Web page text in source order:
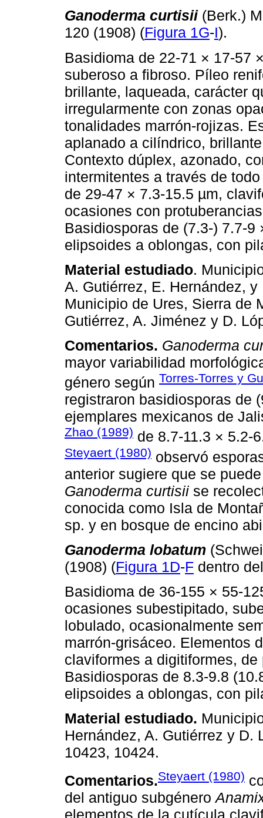
Ganoderma curtisii (Berk.)
120 (1908) (Figura 1G-I).
Basidioma de 22-71 × 17-57
suberoso a fibroso. Píleo
brillante, laqueada, carácter
irregularmente con zonas
tonalidades marrón-rojizas.
aplanado a cilíndrico,
Contexto dúplex, azonado,
intermitentes a través de
de 29-47 × 7.3-15.5 µm,
ocasiones con
Basidiosporas de (7.3-) 7.7-
elipsoides a oblongas, con
Material estudiado.
A. Gutiérrez, E. Hernández,
Municipio de Ures, Sierra de
Gutiérrez, A. Jiménez y D.
Comentarios. Ganoderma
mayor variabilidad
género según Torres-Torres y
registraron basidiosporas de
ejemplares mexicanos de
Zhao (1989) de 8.7-11.3 × 5.2-
Steyaert (1980) observó
anterior sugiere que se
Ganoderma curtisii se
conocida como Isla de
sp. y en bosque de encino
Ganoderma lobatum
(1908) (Figura 1D-F dentro
Basidioma de 36-155 × 55-
ocasiones subestipitado,
lobulado, ocasionalmente
marrón-grisáceo. Elementos
claviformes a digitiformes,
Basidiosporas de 8.3-9.8
elipsoides a oblongas, con
Material estudiado.
Hernández, A. Gutiérrez y D.
10423, 10424.
Comentarios.Steyaert (1980)
del antiguo subgénero
elementos de la cutícula